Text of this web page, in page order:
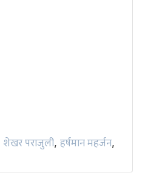
शेखर पराजुली, हर्षमान महर्जन,